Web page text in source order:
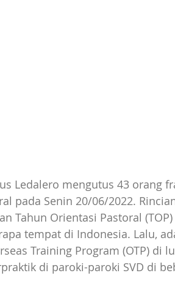
Ledalero mengutus 43 orang
pada Senin 20/06/2022.
Tahun Orientasi Pastoral
tempat di Indonesia. Lalu,
Training Program (OTP) di
di paroki-paroki SVD di